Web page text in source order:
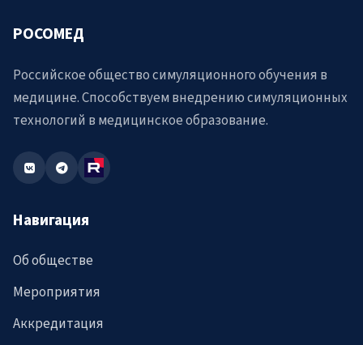
РОСОМЕД
Российское общество симуляционного обучения в
медицине. Способствуем внедрению симуляционных
технологий в медицинское образование.
Навигация
Об обществе
Мероприятия
Аккредитация